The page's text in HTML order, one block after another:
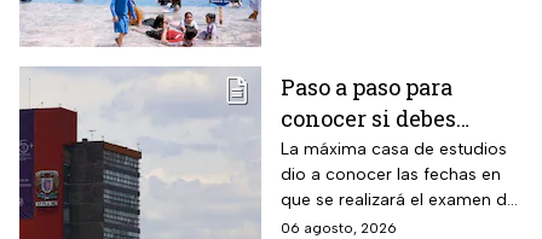
Paso a paso para
conocer si debes
realizar el examen de
control de la UNAM
La máxima casa de estudios
dio a conocer las fechas en
que se realizará el examen de
control, después de encontrar
06 agosto, 2026